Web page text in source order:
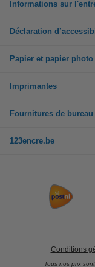
Informations sur
Déclaration
Papier et papier photo
Imprimantes
Fournitures de bureau
123encre.be
Conditions
Tous nos prix